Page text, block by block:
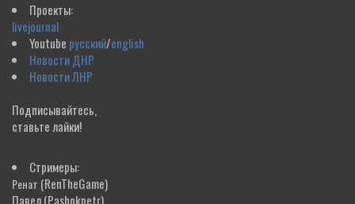
Проекты:
livejournal
Youtube русский/english
Новости ДНР
Новости ЛНР
Подписывайтесь,
ставьте лайки!
Стримеры:
Ренат (RenTheGame)
Павел(Pashokpetr)